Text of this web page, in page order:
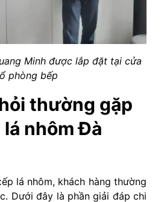
Minh được lắp đặt tại cửa
phòng bếp
hỏi thường gặp
nhôm Đà
lá nhôm, khách hàng thường
Dưới đây là phần giải đáp chi